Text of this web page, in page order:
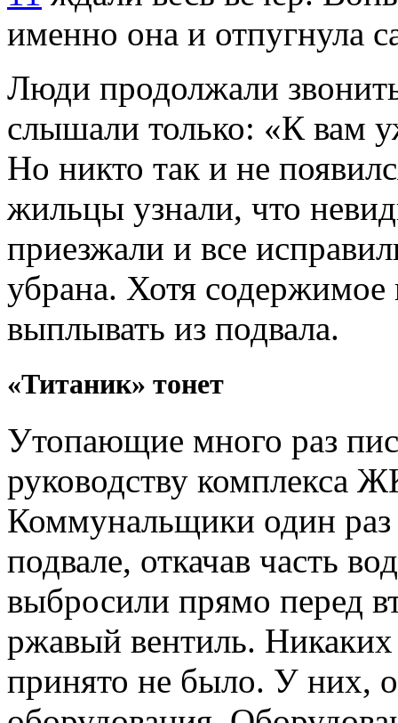
именно она и отпугнула
Люди продолжали
слышали только: «К вам
Но никто так и не
жильцы узнали, что
приезжали и все
убрана. Хотя
выплывать из подвала.
«Титаник» тонет
Утопающие много раз
руководству
Коммунальщики один раз
подвале, откачав часть
выбросили прямо перед
ржавый вентиль.
принято не было. У них,